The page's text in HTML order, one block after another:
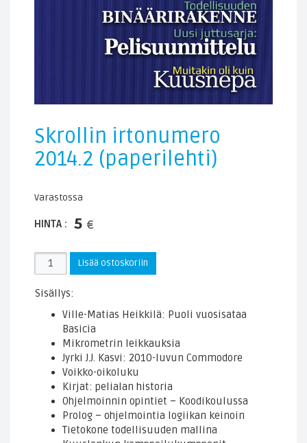
Skrollin irtonumero
2014.2 (paperilehti)
Varastossa
HINTA : 5 €
Skrollin
irtonumero
2014.2
(paperilehti)
määrä
Lisää ostoskoriin
Sisällys:
Ville-Matias Heikkilä: Puoli vuosisataa
Basicia
Mikrometrin leikkauksia
Jyrki J.J. Kasvi: 2010-luvun Commodore
Voikko-oikoluku
Kirjat: pelialan historia
Ohjelmoinnin opintiet – Koodikoulussa
Prolog – ohjelmointia logiikan keinoin
Tietokone todellisuuden mallina